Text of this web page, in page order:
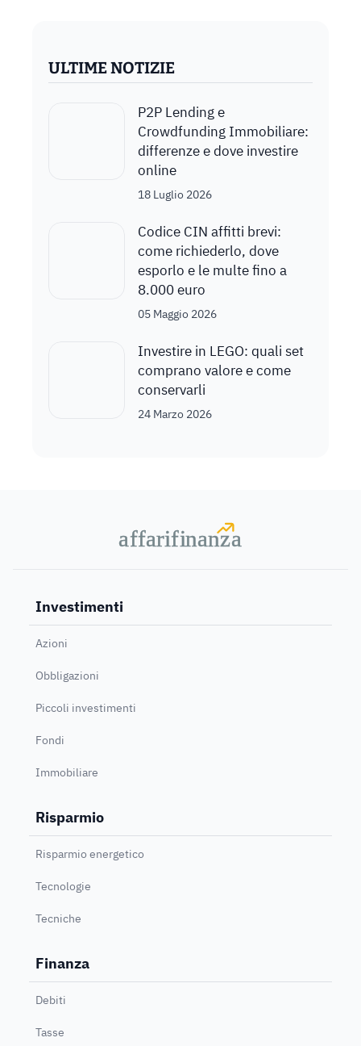
ULTIME NOTIZIE
P2P Lending e
Crowdfunding Immobiliare:
differenze e dove investire
online
18 Luglio 2026
Codice CIN affitti brevi:
come richiederlo, dove
esporlo e le multe fino a
8.000 euro
05 Maggio 2026
Investire in LEGO: quali set
comprano valore e come
conservarli
24 Marzo 2026
affarifinanza
affarifinanza
Investimenti
Azioni
Obbligazioni
Piccoli investimenti
Fondi
Immobiliare
Risparmio
Risparmio energetico
Tecnologie
Tecniche
Finanza
Debiti
Tasse